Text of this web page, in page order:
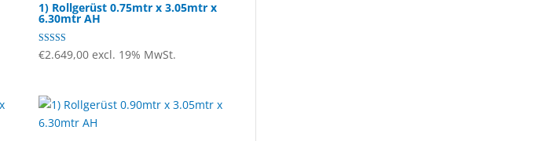
1) Rollgerüst 0.75mtr x 3.05mtr x
6.30mtr AH
Bewertet mit
5.00
€2.649,00 excl. 19% MwSt.